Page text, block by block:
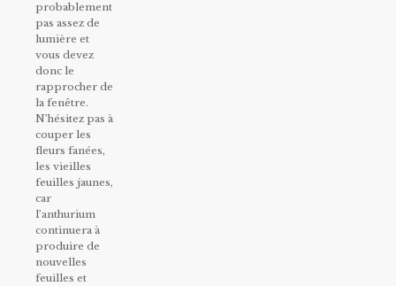
probablement
pas assez de
lumière et
vous devez
donc le
rapprocher de
la fenêtre.
N’hésitez pas à
couper les
fleurs fanées,
les vieilles
feuilles jaunes,
car
l’anthurium
continuera à
produire de
nouvelles
feuilles et